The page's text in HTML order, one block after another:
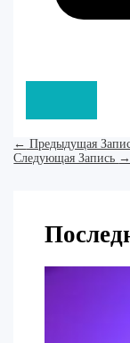
← Предыдущая
Следующая Запись →